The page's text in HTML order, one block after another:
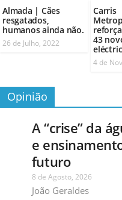
Almada | Cães
resgatados,
humanos ainda não.
26 de Julho, 2022
Carris
43
4 de
Opinião
A “crise” da
e
futuro
8 de Agosto, 2026
João Geraldes